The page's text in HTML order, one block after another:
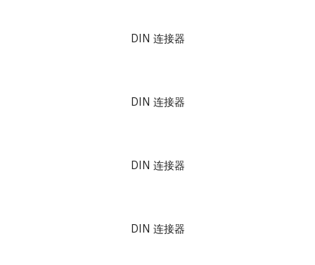
DIN 连接器
DIN 连接器
DIN 连接器
DIN 连接器